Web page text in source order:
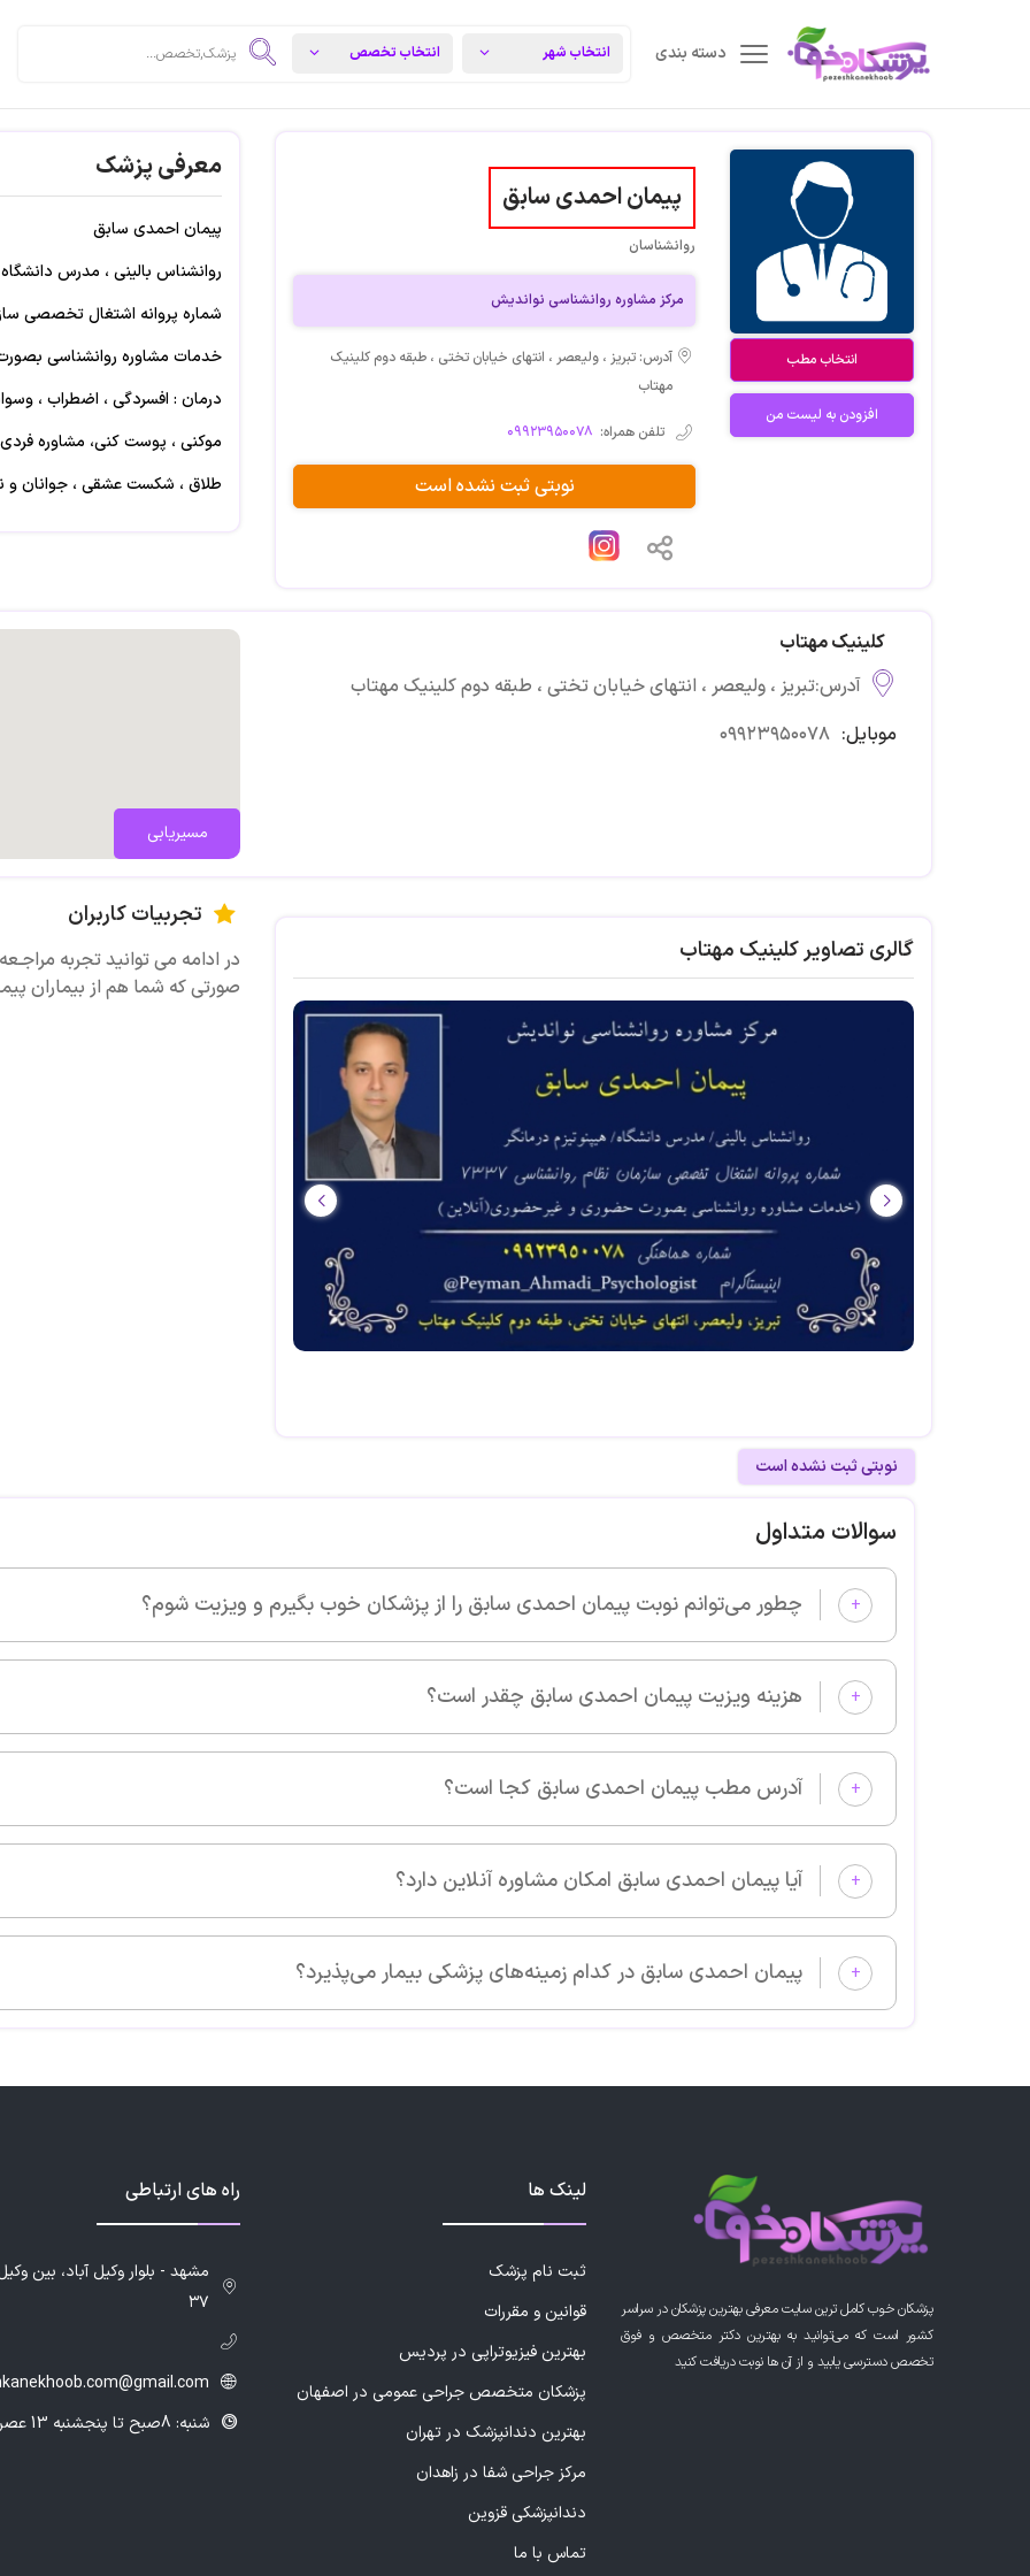
دسته بندی
انتخاب مطب
افزودن به لیست من
پیمان احمدی سابق
روانشناسان
مرکز مشاوره روانشناسی نواندیش
آدرس: تبريز ، وليعصر ، انتهای خیابان تختی ، طبقه دوم کلینیک
مهتاب
تلفن همراه: ۰۹۹۲۳۹۵۰۰۷۸
نوبتی ثبت نشده است
معرفی پزشک
پیمان احمدی سابق
روانشناس بالینی ، مدرس دانشگاه
شماره پروانه اشتغال تخصصی
خدمات مشاوره روانشناسی
درمان : افسردگی ، اضطراب ،
موکنی ، پوست کنی، مشاوره
طلاق ، شکست عشقی ، جوانان و
آموزش تکنیک های یادگیری ،
کلینیک مهتاب
آدرس:تبريز ، وليعصر ، انتهای خیابان تختی ، طبقه دوم کلینیک مهتاب
موبایل: ۰۹۹۲۳۹۵۰۰۷۸
مسیریابی
گالری تصاویر کلینیک مهتاب
تجربیات کاربران
در ادامه می توانید تجربه
صورتی که شما هم از بیماران
نوبتی ثبت نشده است
سوالات متداول
+ چطور می‌توانم نوبت پیمان احمدی سابق را از پزشکان خوب بگیرم و ویزیت شوم؟
+ هزینه ویزیت پیمان احمدی سابق چقدر است؟
+ آدرس مطب پیمان احمدی سابق کجا است؟
+ آیا پیمان احمدی سابق امکان مشاوره آنلاین دارد؟
+ پیمان احمدی سابق در کدام زمینه‌های پزشکی بیمار می‌پذیرد؟
پزشکان خوب کامل ترین سایت معرفی بهترین پزشکان در سراسر
کشور است که می‌توانید به بهترین دکتر متخصص و فوق
تخصص دسترسی یابید و از آن ها نوبت دریافت کنید
لینک ها
ثبت نام پزشک
قوانین و مقررات
بهترین فیزیوتراپی در پردیس
پزشکان متخصص جراحی عمومی در اصفهان
بهترین دندانپزشک در تهران
مرکز جراحی شفا در زاهدان
دندانپزشکی قزوین
تماس با ما
راه های ارتباطی
۳۷
شنبه: 8صبح تا پنجشنبه 13 عصر